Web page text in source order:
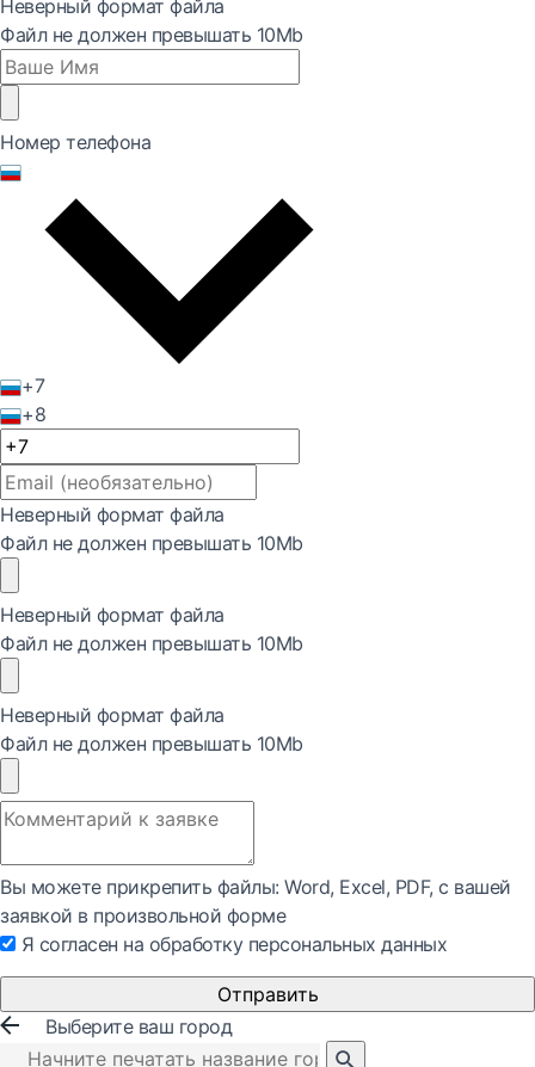
Неверный формат файла
Файл не должен превышать 10Mb
Номер телефона
+7
+8
Неверный формат файла
Файл не должен превышать 10Mb
Неверный формат файла
Файл не должен превышать 10Mb
Неверный формат файла
Файл не должен превышать 10Mb
Вы можете прикрепить файлы: Word, Exсel, PDF, с вашей
заявкой в произвольной форме
Я согласен на обработку персональных данных
Отправить
Выберите ваш город